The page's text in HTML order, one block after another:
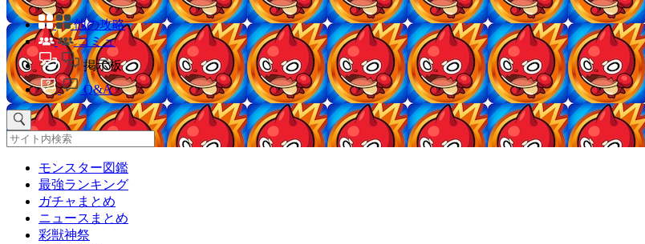
他の攻略
コミュ
掲示板
Q&A
モンスター図鑑
最強ランキング
ガチャまとめ
ニュースまとめ
彩獣神祭